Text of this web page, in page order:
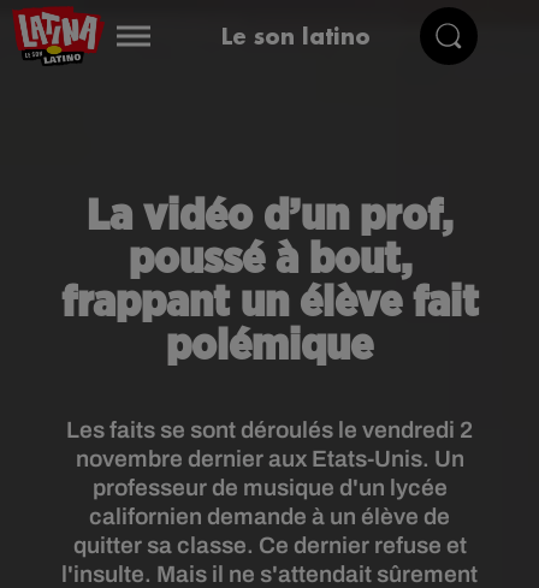
Le son latino
La vidéo d’un prof,
poussé à bout,
frappant un élève fait
polémique
Les faits se sont déroulés le vendredi 2
novembre dernier aux Etats-Unis. Un
professeur de musique d'un lycée
californien demande à un élève de
quitter sa classe. Ce dernier refuse et
l'insulte. Mais il ne s'attendait sûrement